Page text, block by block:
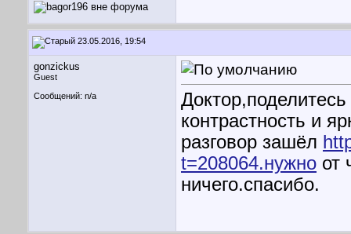
23.05.2016, 19:54
gonzickus
Guest
Сообщений: n/a
контрастность и
разговор зашёл
t=208064.нужно от
ничего.спасибо.